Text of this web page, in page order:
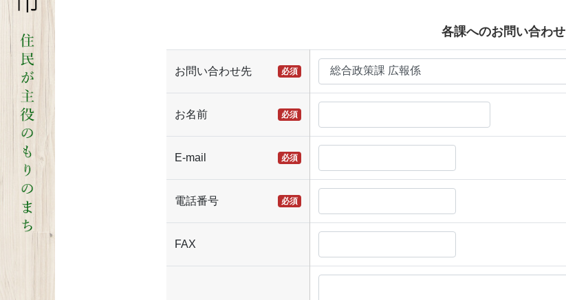
各課へのお問い合わせ
お問い合わせ先 必須
お名前 必須
E-mail 必須
電話番号 必須
FAX